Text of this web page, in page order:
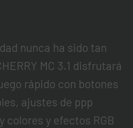
nunca ha sido tan
MC 3.1 disfrutará
rápido con botones
ajustes de ppp
colores y efectos RGB